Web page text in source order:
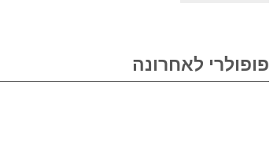
פופולרי לאחרונה